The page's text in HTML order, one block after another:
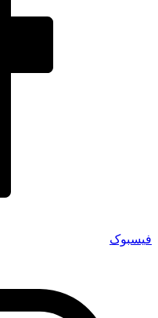
فیسبوک